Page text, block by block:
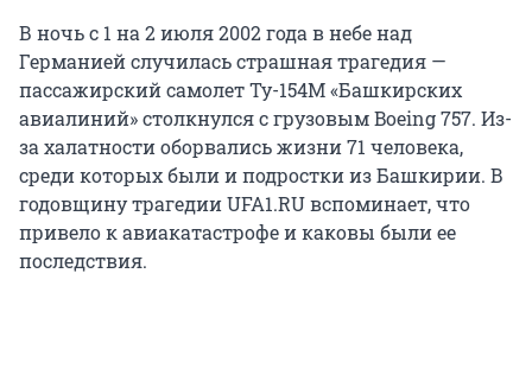
В ночь с 1 на 2 июля 2002 года в небе над
Германией случилась страшная трагедия —
пассажирский самолет Ту-154М «Башкирских
авиалиний» столкнулся с грузовым Boeing 757. Из-
за халатности оборвались жизни 71 человека,
среди которых были и подростки из Башкирии. В
годовщину трагедии UFA1.RU вспоминает, что
привело к авиакатастрофе и каковы были ее
последствия.